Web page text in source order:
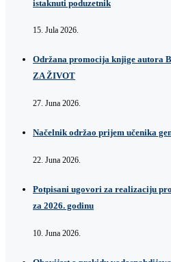
istaknuti poduzetnik
15. Jula 2026.
Održana promocija knjige autora
ZA ŽIVOT
27. Juna 2026.
Načelnik održao prijem učenika
22. Juna 2026.
Potpisani ugovori za realizaciju
za 2026. godinu
10. Juna 2026.